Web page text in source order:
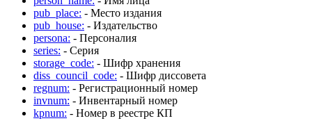
pub_place: - Место издания
pub_house: - Издательство
persona: - Персоналия
series: - Серия
storage_code: - Шифр хранения
diss_council_code: - Шифр диссовета
regnum: - Регистрационный номер
invnum: - Инвентарный номер
kpnum: - Номер в реестре КП